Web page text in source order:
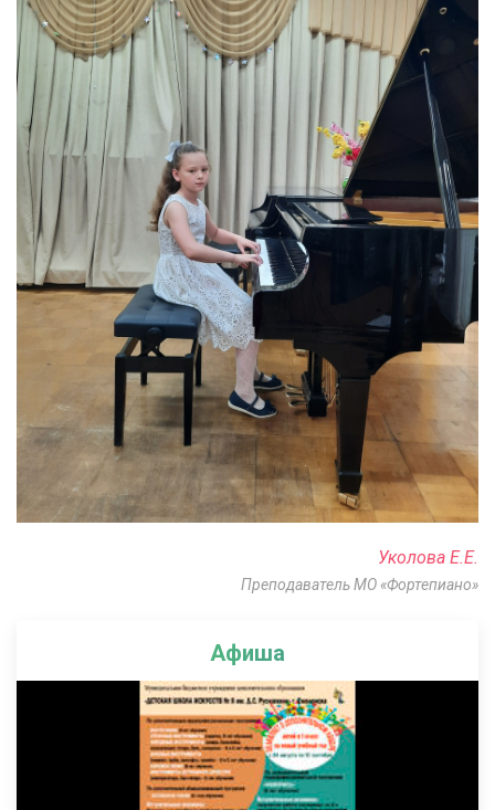
Афиша
Уколова Е.Е.
Преподаватель МО «Фортепиано»